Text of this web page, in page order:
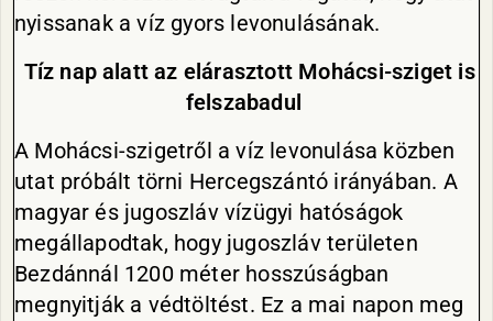
nyissanak a víz gyors levonulásának.
Tíz nap alatt az elárasztott Mohácsi-sziget is
felszabadul
A Mohácsi-szigetről a víz levonulása közben
utat próbált törni Hercegszántó irányában. A
magyar és jugoszláv vízügyi hatóságok
megállapodtak, hogy jugoszláv területen
Bezdánnál 1200 méter hosszúságban
megnyitják a védtöltést. Ez a mai napon meg